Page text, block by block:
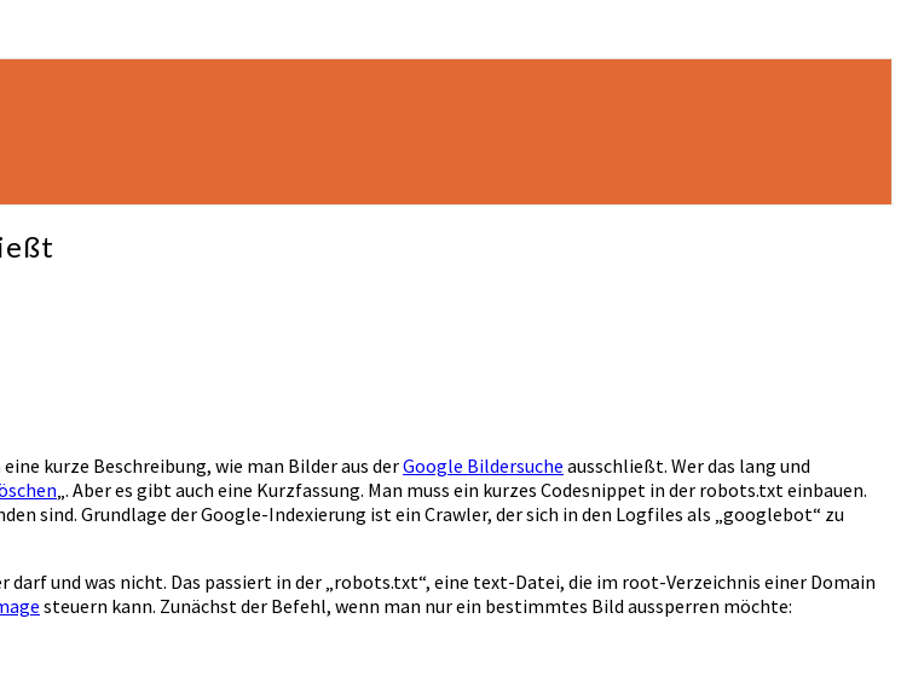
kurze Beschreibung, wie man Bilder aus derGoogle Bildersuche ausschließt. Wer das lang und
„. Aber es gibt auch eine Kurzfassung. Man muss ein kurzes Codesnippet in der robots.txt einbauen.
sind. Grundlage der Google-Indexierung ist ein Crawler, der sich in den Logfiles als „googlebot“ zu
darf und was nicht. Das passiert in der „robots.txt“, eine text-Datei, die im root-Verzeichnis einer Domain
steuern kann. Zunächst der Befehl, wenn man nur ein bestimmtes Bild aussperren möchte: